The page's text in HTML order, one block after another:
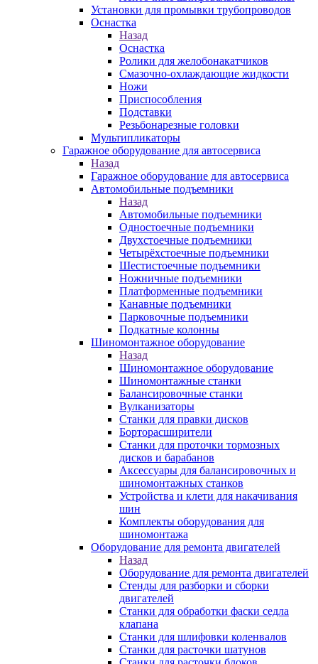
Установки для промывки трубопроводов
Оснастка
Назад
Оснастка
Ролики для желобонакатчиков
Смазочно-охлаждающие жидкости
Ножи
Приспособления
Подставки
Резьбонарезные головки
Мультипликаторы
Гаражное оборудование для автосервиса
Назад
Гаражное оборудование для автосервиса
Автомобильные подъемники
Назад
Автомобильные подъемники
Одностоечные подъемники
Двухстоечные подъемники
Четырёхстоечные подъемники
Шестистоечные подъемники
Ножничные подъемники
Платформенные подъемники
Канавные подъемники
Парковочные подъемники
Подкатные колонны
Шиномонтажное оборудование
Назад
Шиномонтажное оборудование
Шиномонтажные станки
Балансировочные станки
Вулканизаторы
Станки для правки дисков
Борторасширители
Станки для проточки тормозных
дисков и барабанов
Аксессуары для балансировочных и
шиномонтажных станков
Устройства и клети для накачивания
шин
Комплекты оборудования для
шиномонтажа
Оборудование для ремонта двигателей
Назад
Оборудование для ремонта двигателей
Стенды для разборки и сборки
двигателей
Станки для обработки фаски седла
клапана
Станки для шлифовки коленвалов
Станки для расточки шатунов